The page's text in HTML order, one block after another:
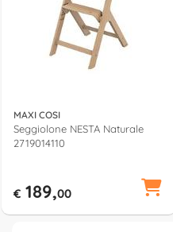
MAXI COSI
Seggiolone NESTA Naturale
2719014110
€ 189,00